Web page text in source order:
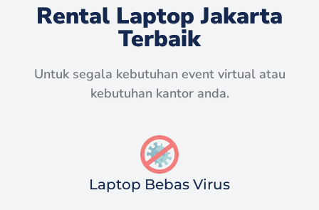
Rental Laptop Jakarta
Terbaik
Untuk segala kebutuhan event virtual atau
kebutuhan kantor anda.
Laptop Bebas Virus